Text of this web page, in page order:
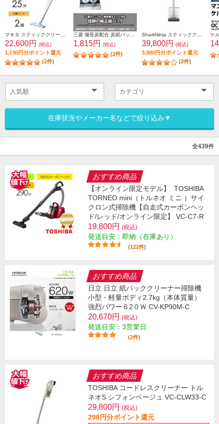
22,600円 (税込)
1,130円分ポイント還元
(2件)
1,815円 (税込)
(2件)
39,800円 (税込)
3,980円分ポイント還元
(2件)
在庫状況やメーカー名などで絞り込み▼
全439件
おすすめ商品
【オンライン限定モデル】
TOSHIBA
TORNEO mini（トルネオ ミニ ）サイ
クロン式掃除機【自走式カーボンヘッ
ド/レッド/オンライン限定】 VC-C7-R
19,800円 (税込)
発送目安：即納（在庫あり）
(122件)
おすすめ商品
日立 日立 紙パッククリーナー掃除機
小型・軽量ボディ2.7kg（本体質量）
強烈パワー６2０Ｗ CV-KP90M-C
20,670円 (税込)
発送目安：3営業日
(2件)
おすすめ商品
TOSHIBA コードレスクリーナー トル
ネオS シフォンベージュ VC-CLW33-C
29,800円 (税込)
298円分ポイント還元